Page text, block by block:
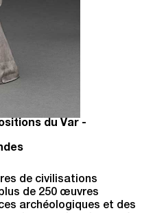
du Var -
de civilisations
de 250 œuvres
archéologiques et des